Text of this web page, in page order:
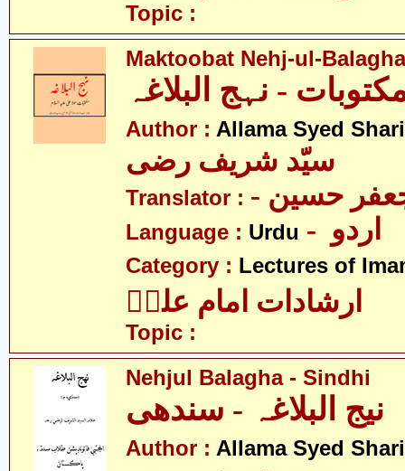
Topic :
Maktoobat Nehj-ul-Balagha
Author : Allama Syed
سیّد شریف رضی
Translator : حسین
Language : Urdu
Category : Lectures of
ارشادات امام علیؑ
Topic :
Nehjul Balagha - Sindhi
نیج البلاغہ - سندھی
Author : Allama Syed